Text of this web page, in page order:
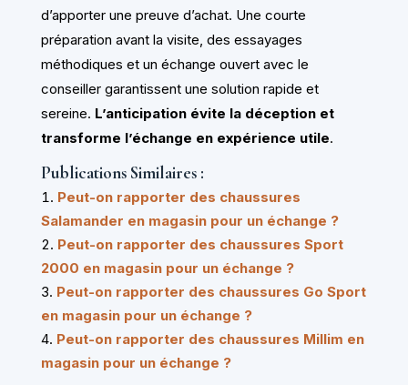
d’apporter une preuve d’achat. Une courte
préparation avant la visite, des essayages
méthodiques et un échange ouvert avec le
conseiller garantissent une solution rapide et
sereine. L’anticipation évite la déception et
transforme l’échange en expérience utile.
Publications Similaires :
Peut-on rapporter des chaussures
Salamander en magasin pour un échange ?
Peut-on rapporter des chaussures Sport
2000 en magasin pour un échange ?
Peut-on rapporter des chaussures Go Sport
en magasin pour un échange ?
Peut-on rapporter des chaussures Millim en
magasin pour un échange ?